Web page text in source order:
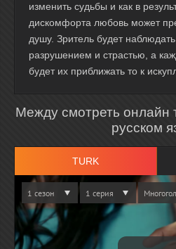
изменить судьбы и как в
дискомфорта любовь может
душу. Зритель будет
разрушением и страстью, а
будет их приближать то к
Между смотреть онлайн
русском
TURK